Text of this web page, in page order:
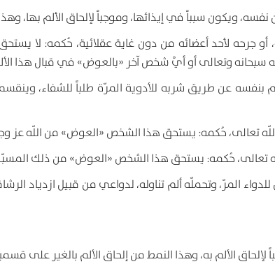
نفسه، ويكون سبباً في إيذائها، وموجباً لإلحاق الألم بها،
أو جرحه لأحد أعضائه من دون غاية عقلائية، حُكمه: لا
سبحانه وتعالى أو أيَّ شخص آخر «بالعوض» في قبال هذا
بنفسه عن طريق شربه للأدوية المرّة طلباً للشفاء،
تعالى، حُكمه: يستحق هذا الشخص «العوض» من اللّه عز
تعالى، حُكمه: يستحق هذا الشخص «العوض» من ذلك
المرّ، وتحملّه ألم تناوله، لدواعي من قبيل ازدياد
الألم به، وهذا النمط من إلحاق الألم بالغير على